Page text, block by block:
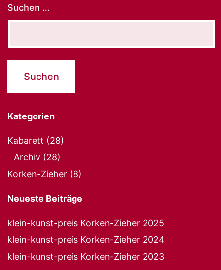
Suchen …
Kategorien
Kabarett (28)
Archiv (28)
Korken-Zieher (8)
Neueste Beiträge
klein-kunst-preis Korken-Zieher 2025
klein-kunst-preis Korken-Zieher 2024
klein-kunst-preis Korken-Zieher 2023